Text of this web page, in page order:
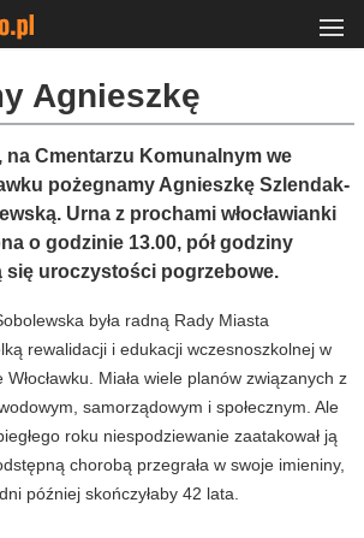
Agnieszkę
na Cmentarzu Komunalnym we
pożegnamy Agnieszkę Szlendak-
Urna z prochami włocławianki
o godzinie 13.00, pół godziny
się uroczystości pogrzebowe.
była radną Rady Miasta
rewalidacji i edukacji wczesnoszkolnej w
Miała wiele planów związanych z
samorządowym i społecznym. Ale
roku niespodziewanie zaatakował ją
chorobą przegrała w swoje imieniny,
później skończyłaby 42 lata.